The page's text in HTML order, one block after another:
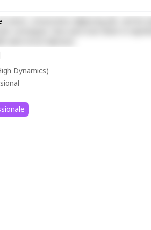
amet, consectetur adipiscing elit, sed do
Dynamics)